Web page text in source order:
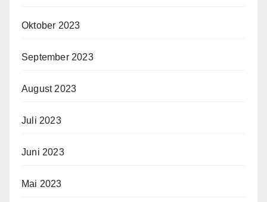
Oktober 2023
September 2023
August 2023
Juli 2023
Juni 2023
Mai 2023